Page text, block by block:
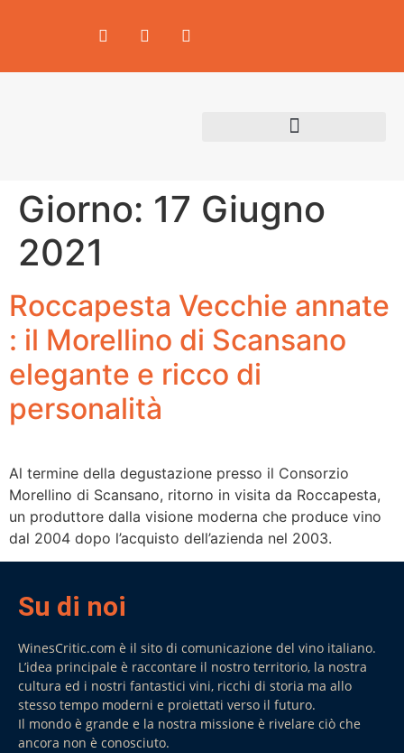
Giorno: 17 Giugno
2021
Roccapesta Vecchie annate
: il Morellino di Scansano
elegante e ricco di
personalità
Al termine della degustazione presso il Consorzio
Morellino di Scansano, ritorno in visita da Roccapesta,
un produttore dalla visione moderna che produce vino
dal 2004 dopo l’acquisto dell’azienda nel 2003.
Su di noi
WinesCritic.com è il sito di comunicazione del vino italiano.
L’idea principale è raccontare il nostro territorio, la nostra
cultura ed i nostri fantastici vini, ricchi di storia ma allo
stesso tempo moderni e proiettati verso il futuro.
Il mondo è grande e la nostra missione è rivelare ciò che
ancora non è conosciuto.